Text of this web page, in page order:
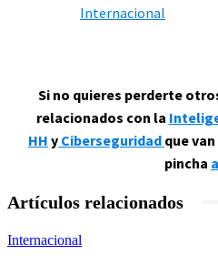
Internacional
Si no quieres perderte
relacionados con la
HH y Ciberseguridad que
pincha
Artículos relacionados
Internacional